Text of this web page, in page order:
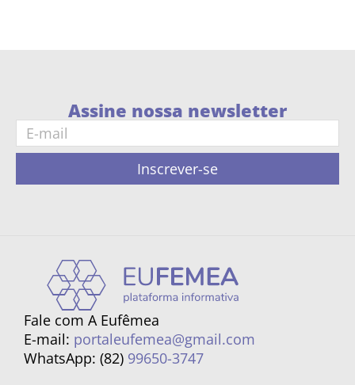
Assine nossa newsletter
Inscrever-se
Fale com A Eufêmea
E-mail: portaleufemea@gmail.com
WhatsApp: (82) 99650-3747